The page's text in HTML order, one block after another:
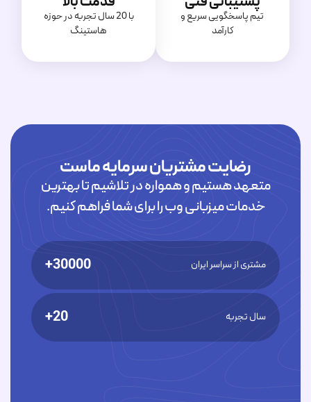
تیم پاسخگویی سریع و
کارآمد
با 20 سال تجربه در حوزه
هاستینگ
رضایت مشتریان سرمایه ماست
متعهد هستیم و همواره در تلاشیم تا بهترین
خدمات میزبانی وب را برای شما فراهم کنیم.
مشتری از سراسر ایران 30000+
سال تجربه 20+